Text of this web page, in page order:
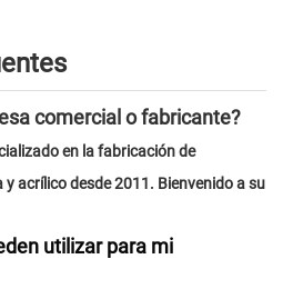
comercial o fabricante?
en la fabricación de
acrílico desde 2011. Bienvenido a su
utilizar para mi